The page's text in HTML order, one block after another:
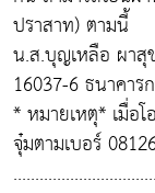
ปราสาท) ตามนี้
น.ส.บุญเหลือ ผา
16037-6 ธนาคา
* หมายเหตุ* เมื่อ
จุ๋มตามเบอร์